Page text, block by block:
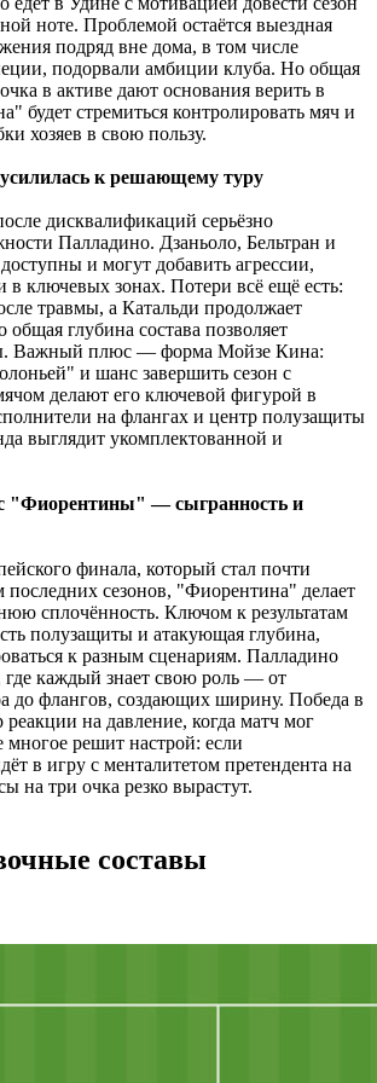
ноте. Проблемой остаётся выездная
подряд вне дома, в том числе
подорвали амбиции клуба. Но общая
в активе дают основания верить в
будет стремиться контролировать мяч и
хозяев в свою пользу.
к решающему туру
дисквалификаций серьёзно
Палладино. Дзаньоло, Бельтран и
и могут добавить агрессии,
в ключевых зонах. Потери всё ещё есть:
травмы, а Катальди продолжает
общая глубина состава позволяет
Важный плюс — форма Мойзе Кина:
и шанс завершить сезон с
делают его ключевой фигурой в
на флангах и центр полузащиты
выглядит укомплектованной и
"Фиорентины" — сыгранность и
финала, который стал почти
сезонов, "Фиорентина" делает
сплочённость. Ключом к результатам
полузащиты и атакующая глубина,
к разным сценариям. Палладино
где каждый знает свою роль — от
до флангов, создающих ширину. Победа в
на давление, когда матч мог
многое решит настрой: если
в игру с менталитетом претендента на
на три очка резко вырастут.
составы